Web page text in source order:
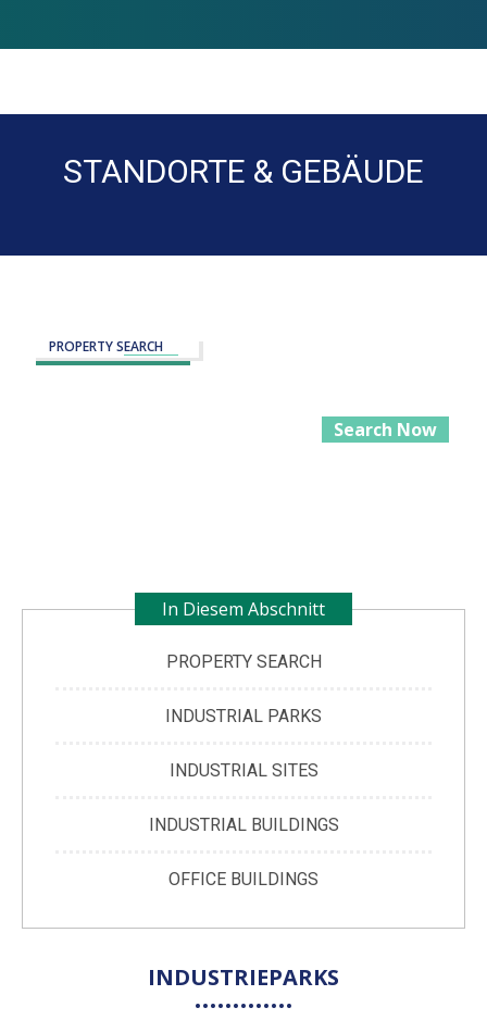
STANDORTE & GEBÄUDE
Sie befinden sich hier:
Search Now
PROPERTY SEARCH
In Diesem Abschnitt
PROPERTY SEARCH
INDUSTRIAL PARKS
INDUSTRIAL SITES
INDUSTRIAL BUILDINGS
OFFICE BUILDINGS
INDUSTRIEPARKS